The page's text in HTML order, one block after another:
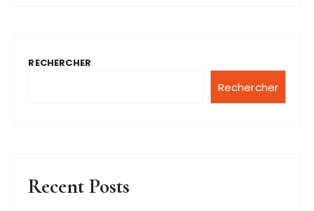
RECHERCHER
Rechercher
Recent Posts